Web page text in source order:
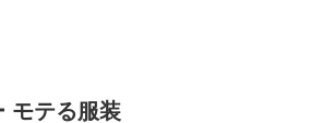
モテる服装